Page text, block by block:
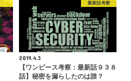
最新話考察
2019.4.3
【ワンピース考察：最新話９３８
話】秘密を漏らしたのは誰？